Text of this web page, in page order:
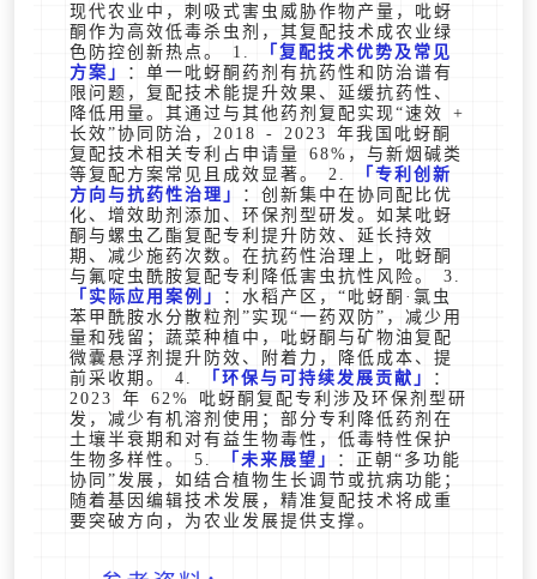
现代农业中，刺吸式害虫威胁作物产量，吡蚜
酮作为高效低毒杀虫剂，其复配技术成农业绿
色防控创新热点。 1.
复配技术优势及常见
方案
：单一吡蚜酮药剂有抗药性和防治谱有
限问题，复配技术能提升效果、延缓抗药性、
降低用量。其通过与其他药剂复配实现“速效 +
长效”协同防治，2018 - 2023 年我国吡蚜酮
复配技术相关专利占申请量 68%，与新烟碱类
等复配方案常见且成效显著。 2.
专利创新
方向与抗药性治理
：创新集中在协同配比优
化、增效助剂添加、环保剂型研发。如某吡蚜
酮与螺虫乙酯复配专利提升防效、延长持效
期、减少施药次数。在抗药性治理上，吡蚜酮
与氟啶虫酰胺复配专利降低害虫抗性风险。 3.
实际应用案例
：水稻产区，“吡蚜酮·氯虫
苯甲酰胺水分散粒剂”实现“一药双防”，减少用
量和残留；蔬菜种植中，吡蚜酮与矿物油复配
微囊悬浮剂提升防效、附着力，降低成本、提
前采收期。 4.
环保与可持续发展贡献
：
2023 年 62% 吡蚜酮复配专利涉及环保剂型研
发，减少有机溶剂使用；部分专利降低药剂在
土壤半衰期和对有益生物毒性，低毒特性保护
生物多样性。 5.
未来展望
：正朝“多功能
协同”发展，如结合植物生长调节或抗病功能；
随着基因编辑技术发展，精准复配技术将成重
要突破方向，为农业发展提供支撑。